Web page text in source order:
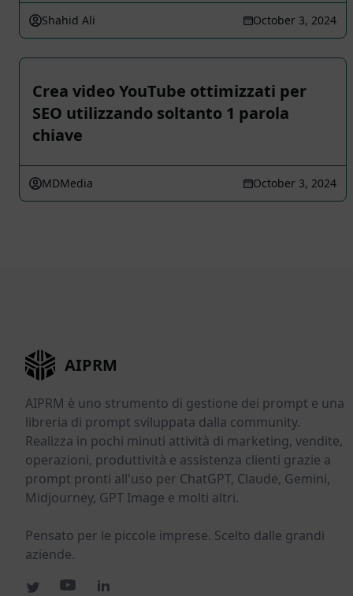
Shahid Ali October 3, 2024
Crea video YouTube ottimizzati per
SEO utilizzando soltanto 1 parola
chiave
MDMedia October 3, 2024
AIPRM
AIPRM è uno strumento di gestione dei prompt e una
libreria di prompt sviluppata dalla community.
Realizza in pochi minuti attività di marketing, vendite,
operazioni, produttività e assistenza clienti grazie a
prompt pronti all'uso per ChatGPT, Claude, Gemini,
Midjourney, GPT Image e molti altri.
Pensato per le piccole imprese. Scelto dalle grandi
aziende.